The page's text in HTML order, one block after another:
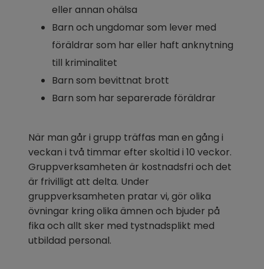
eller annan ohälsa
Barn och ungdomar som lever med
föräldrar som har eller haft anknytning
till kriminalitet
Barn som bevittnat brott
Barn som har separerade föräldrar
När man går i grupp träffas man en gång i
veckan i två timmar efter skoltid i 10 veckor.
Gruppverksamheten är kostnadsfri och det
är frivilligt att delta. Under
gruppverksamheten pratar vi, gör olika
övningar kring olika ämnen och bjuder på
fika och allt sker med tystnadsplikt med
utbildad personal.